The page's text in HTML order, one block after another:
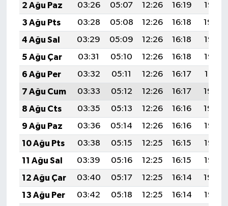
2 Ağu Paz
03:26 05:07 12:26 16:19
19:35
3 Ağu Pts
03:28 05:08 12:26 16:18
19:34
4 Ağu Sal
03:29 05:09 12:26 16:18
19:33
5 Ağu Çar
03:31 05:10 12:26 16:18
19:32
6 Ağu Per
03:32 05:11 12:26 16:17
19:31
7 Ağu Cum
03:33 05:12 12:26 16:17
19:30
8 Ağu Cts
03:35 05:13 12:26 16:16
19:29
9 Ağu Paz
03:36 05:14 12:26 16:16
19:27
10 Ağu Pts
03:38 05:15 12:25 16:15
19:26
11 Ağu Sal
03:39 05:16 12:25 16:15
19:25
12 Ağu Çar
03:40 05:17 12:25 16:14
19:24
13 Ağu Per
03:42 05:18 12:25 16:14
19:22
Genel
Politika
YEREL
BÖLGEDEN
BİLİM TEKNOLOJİ
ASAYİŞ
SEÇİM 2015
ÇEVRE